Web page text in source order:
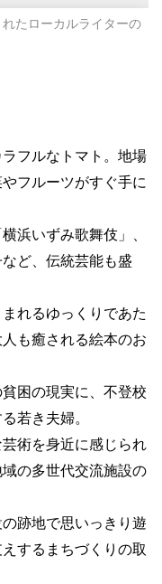
たローカルライターの
フルなトマト。地場
フルーツがすぐ手に
浜いずみ歌舞伎」、
ど、伝統芸能も盛
れるゆっくりであた
も癒される絵本のお
困の現実に、不登校
若き夫婦。
術を身近に感じられ
の多世代交流施設の
跡地で思いっきり遊
するまちづくりの取